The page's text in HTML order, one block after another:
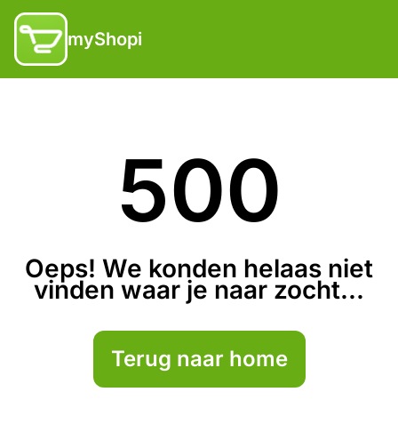
myShopi
500
Oeps! We konden helaas niet
vinden waar je naar zocht...
Terug naar home